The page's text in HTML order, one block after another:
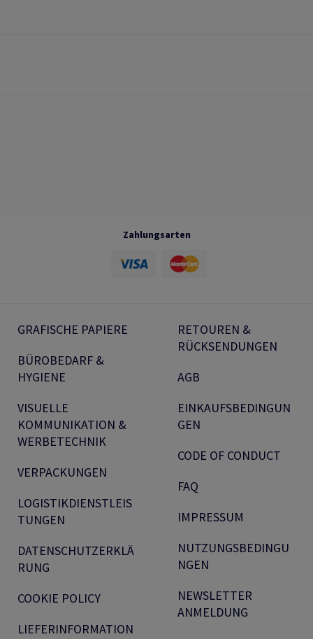
Zahlungsarten
GRAFISCHE PAPIERE
BÜROBEDARF &
HYGIENE
VISUELLE
KOMMUNIKATION &
WERBETECHNIK
VERPACKUNGEN
LOGISTIKDIENSTLEIS
TUNGEN
DATENSCHUTZERKLÄ
RUNG
COOKIE POLICY
LIEFERINFORMATION
RETOUREN &
RÜCKSENDUNGEN
AGB
EINKAUFSBEDINGUN
GEN
CODE OF CONDUCT
FAQ
IMPRESSUM
NUTZUNGSBEDINGU
NGEN
NEWSLETTER
ANMELDUNG